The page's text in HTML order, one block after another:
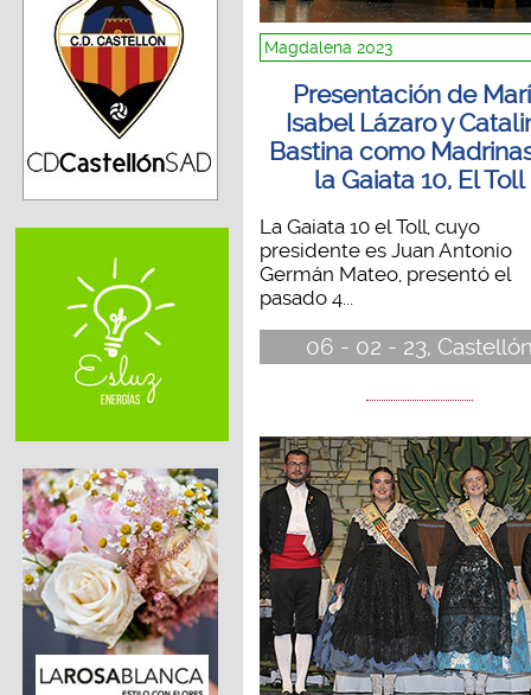
Magdalena 2023
Presentación de
Isabel Lázaro y
Bastina como
la Gaiata 10, El Toll
La Gaiata 10 el Toll, cuyo
presidente es Juan Antonio
Germán Mateo, presentó el
pasado 4...
06 - 02 - 23,